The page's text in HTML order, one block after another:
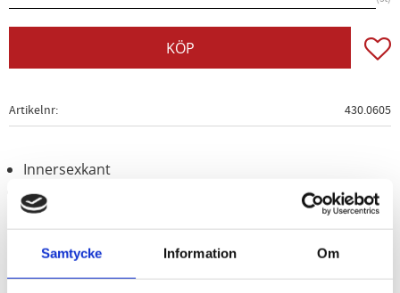
Samtycke Information Om
KÖP
Artikelnr 430.0605
Innersexkant
med packning